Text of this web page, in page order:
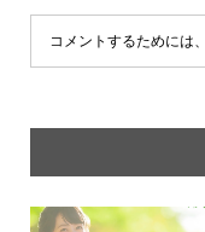
コメントするためには、